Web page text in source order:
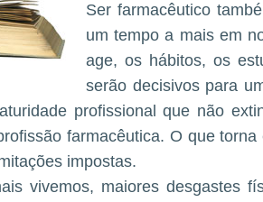
Ser farmacêutico
um tempo a mais em
age, os hábitos, os
serão decisivos para
profissional que não
farmacêutica. O que
impostas.
vivemos, maiores desgastes